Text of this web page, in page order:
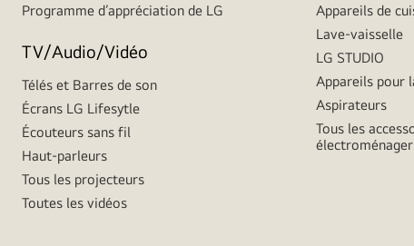
Programme d’appréciation de LG
TV/Audio/Vidéo
Télés et Barres de son
Écrans LG Lifesytle
Écouteurs sans fil
Haut-parleurs
Tous les projecteurs
Toutes les vidéos
Appareils de
Lave-vaisselle
LG STUDIO
Appareils pour
Aspirateurs
Tous les